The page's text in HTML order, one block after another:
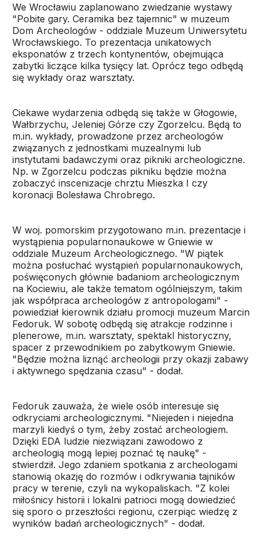
We Wrocławiu zaplanowano zwiedzanie wystawy
"Pobite gary. Ceramika bez tajemnic" w muzeum
Dom Archeologów - oddziale Muzeum Uniwersytetu
Wrocławskiego. To prezentacja unikatowych
eksponatów z trzech kontynentów, obejmująca
zabytki liczące kilka tysięcy lat. Oprócz tego odbędą
się wykłady oraz warsztaty.
Ciekawe wydarzenia odbędą się także w Głogowie,
Wałbrzychu, Jeleniej Górze czy Zgorzelcu. Będą to
m.in. wykłady, prowadzone przez archeologów
związanych z jednostkami muzealnymi lub
instytutami badawczymi oraz pikniki archeologiczne.
Np. w Zgorzelcu podczas pikniku będzie można
zobaczyć inscenizacje chrztu Mieszka I czy
koronacji Bolesława Chrobrego.
W woj. pomorskim przygotowano m.in. prezentacje i
wystąpienia popularnonaukowe w Gniewie w
oddziale Muzeum Archeologicznego. "W piątek
można posłuchać wystąpień popularnonaukowych,
poświęconych głównie badaniom archeologicznym
na Kociewiu, ale także tematom ogólniejszym, takim
jak współpraca archeologów z antropologami" -
powiedział kierownik działu promocji muzeum Marcin
Fedoruk. W sobotę odbędą się atrakcje rodzinne i
plenerowe, m.in. warsztaty, spektakl historyczny,
spacer z przewodnikiem po zabytkowym Gniewie.
"Będzie można liznąć archeologii przy okazji zabawy
i aktywnego spędzania czasu" - dodał.
Fedoruk zauważa, że wiele osób interesuje się
odkryciami archeologicznymi. "Niejeden i niejedna
marzyli kiedyś o tym, żeby zostać archeologiem.
Dzięki EDA ludzie niezwiązani zawodowo z
archeologią mogą lepiej poznać tę naukę" -
stwierdził. Jego zdaniem spotkania z archeologami
stanowią okazję do rozmów i odkrywania tajników
pracy w terenie, czyli na wykopaliskach. "Z kolei
miłośnicy historii i lokalni patrioci mogą dowiedzieć
się sporo o przeszłości regionu, czerpiąc wiedzę z
wyników badań archeologicznych" - dodał.